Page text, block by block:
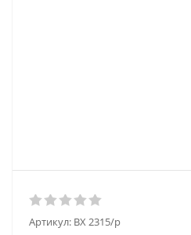
Артикул: BX 2315/p